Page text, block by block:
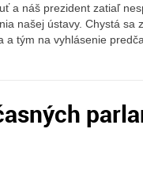
a náš prezident zatiaľ
našej ústavy. Chystá sa
a tým na vyhlásenie